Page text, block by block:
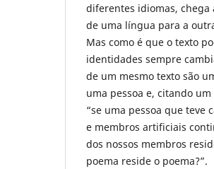
diferentes idiomas,
de uma língua para a
Mas como é que o texto
identidades sempre
de um mesmo texto são
uma pessoa e, citando
“se uma pessoa que teve
e membros artificiais
dos nossos membros
poema reside o poema?”.